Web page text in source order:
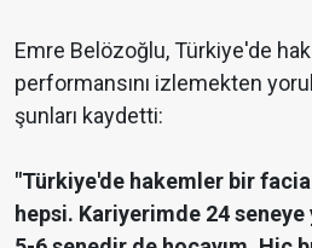
Emre Belözoğlu, Türkiye'de
performansını izlemekten
şunları kaydetti:
"Türkiye'de hakemler bir
hepsi. Kariyerimde 24 seneye